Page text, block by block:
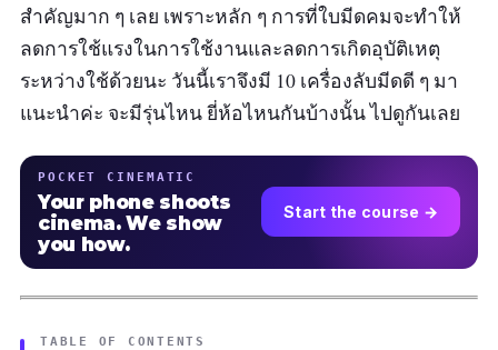
สำคัญมาก ๆ เลย เพราะหลัก ๆ การที่ใบมีดคมจะทำให้
ลดการใช้แรงในการใช้งานและลดการเกิดอุบัติเหตุ
ระหว่างใช้ด้วยนะ วันนี้เราจึงมี 10 เครื่องลับมีดดี ๆ มา
แนะนำค่ะ จะมีรุ่นไหน ยี่ห้อไหนกันบ้างนั้น ไปดูกันเลย
POCKET CINEMATIC
Your phone shoots
cinema. We show
you how.
Start the course →
TABLE OF CONTENTS